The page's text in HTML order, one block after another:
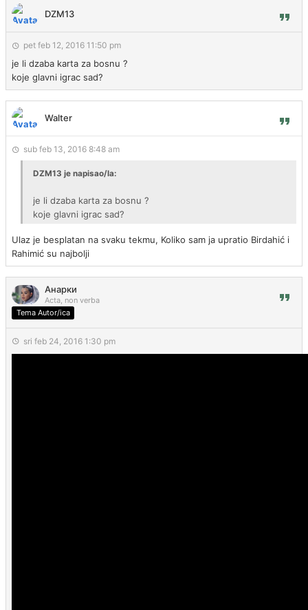
DZM13
pet feb 12, 2016 11:50 pm
je li dzaba karta za bosnu ?
koje glavni igrac sad?
Walter
sub feb 13, 2016 8:48 am
DZM13 je napisao/la:
je li dzaba karta za bosnu ?
koje glavni igrac sad?
Ulaz je besplatan na svaku tekmu, Koliko sam ja upratio Birdahić i
Rahimić su najbolji
Анарки
Acta, non verba
Tema Autor/ica
sri feb 24, 2016 1:30 pm